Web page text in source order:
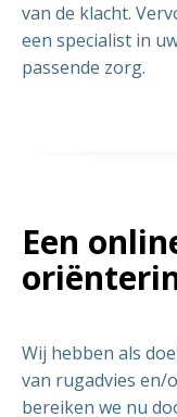
van de klacht.
een specialist in
passende zorg.
Een
Wij hebben als
van rugadvies en/
bereiken we nu